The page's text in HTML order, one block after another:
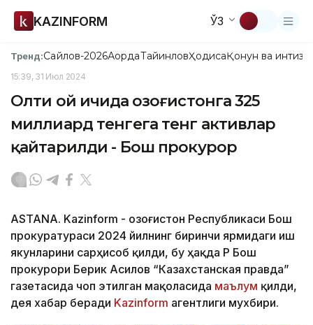
KAZINFORM ЎЗ
Тренд:Сайлов-2026АқордаТайинловҲодисаҚонун ва
15:39, 31 Июл 2024
Олти ой ичида Қозоғистонга 325
миллиард тенгега тенг активлар
қайтарилди - Бош прокурор
ASTANA. Kazinform - Қозоғистон Республикаси Бош
прокуратураси 2024 йилнинг биринчи ярмидаги иш
якунларини сарҳисоб қилди, бу ҳақда ҚР Бош
прокурори Берик Асилов “Казахстанская правда”
газетасида чоп этилган мақоласида маълум қилди,
дея хабар беради Kazinform агентлиги мухбири.